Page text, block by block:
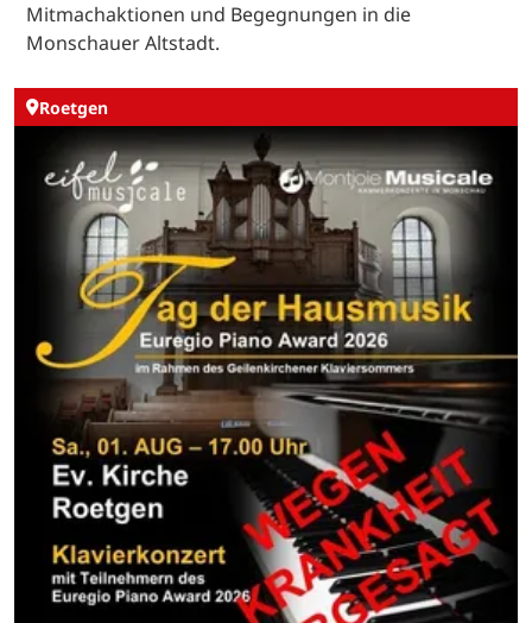
Mitmachaktionen und Begegnungen in die
Monschauer Altstadt.
Roetgen